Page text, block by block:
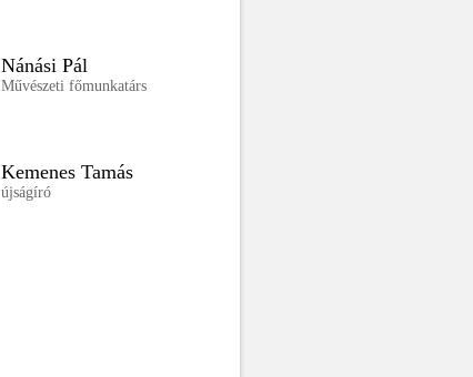
Nánási Pál
Művészeti főmunkatárs
Kemenes Tamás
újságíró